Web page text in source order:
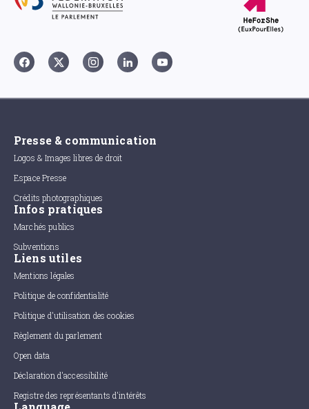
Presse & communication
Logos & Images libres de droit
Espace Presse
Crédits photographiques
Infos pratiques
Marchés publics
Subventions
Liens utiles
Mentions légales
Politique de confidentialité
Politique d'utilisation des cookies
Règlement du parlement
Open data
Déclaration d'accessibilité
Registre des représentants d'intérêts